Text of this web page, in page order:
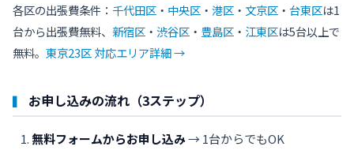
各区の出張費条件： 千代田区 ・ 中央区 ・ 港区 ・ 文京区 ・ 台東区は1
台から出張費無料、 新宿区 ・ 渋谷区 ・ 豊島区 ・ 江東区は5台以上で
無料。 東京23区 対応エリア詳細 →
お申し込みの流れ（3ステップ）
無料フォームからお申し込み→ 1台からでもOK